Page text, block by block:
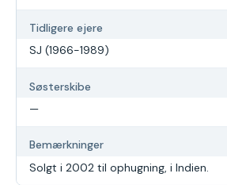
Tidligere ejere
SJ (1966-1989)
Søsterskibe
—
Bemærkninger
Solgt i 2002 til ophugning, i Indien.